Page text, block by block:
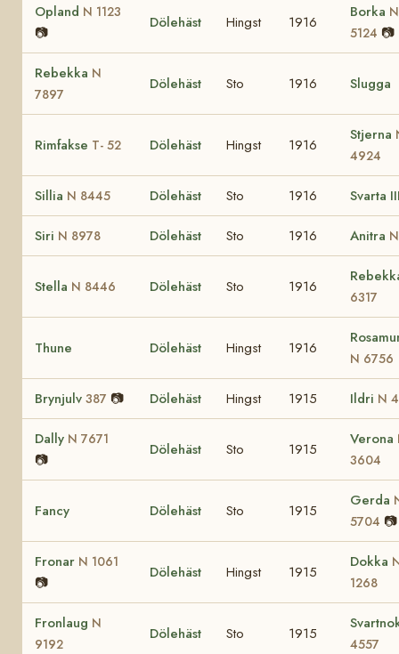
Opland N 1123
📷
Dölehäst Hingst 1916
Borka N
5124 📷
Rebekka N
7897
Dölehäst Sto 1916 Slugga
Rimfakse T- 52 Dölehäst Hingst 1916
Stjerna
4924
Sillia N 8445 Dölehäst Sto 1916 Svarta
Siri N 8978 Dölehäst Sto 1916 Anitra
Stella N 8446 Dölehäst Sto 1916
6317
Thune Dölehäst Hingst 1916
N 6756
Brynjulv 387 📷 Dölehäst Hingst 1915 Ildri N
Dally N 7671
📷
Dölehäst Sto 1915
Verona
3604
Fancy Dölehäst Sto 1915
Gerda
5704 📷
Fronar N 1061
📷
Dölehäst Hingst 1915
Dokka
1268
Fronlaug N
9192
Dölehäst Sto 1915
4557